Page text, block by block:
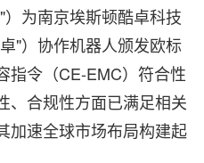
为南京埃斯顿酷卓科技
"）协作机器人颁发欧标
指令（CE-EMC）符合性
、合规性方面已满足相关
加速全球市场布局构建起